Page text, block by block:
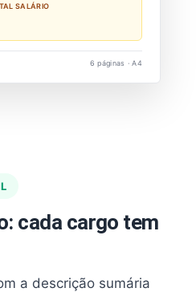
SALÁRIO
6 páginas · A4
cada cargo tem
a descrição sumária